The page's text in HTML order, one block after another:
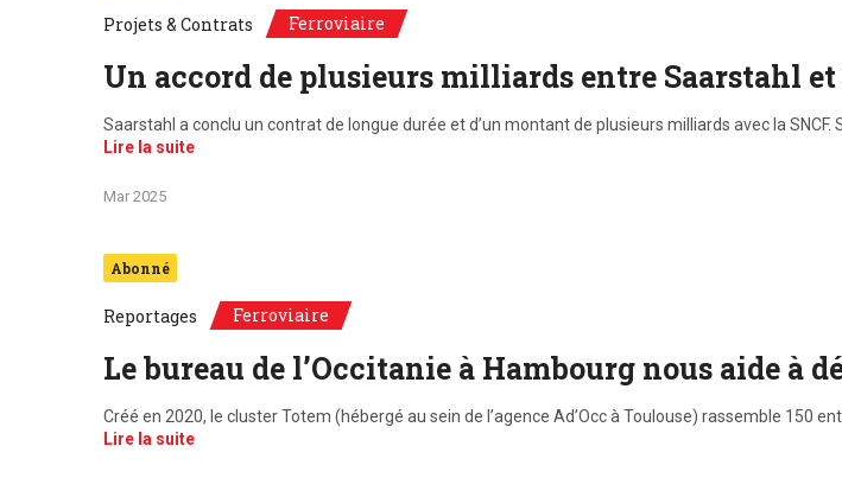
Projets & Contrats Ferroviaire
Un accord de plusieurs milliards entre Saarstahl et
Saarstahl a conclu un contrat de longue durée et d’un montant de plusieurs milliards avec la
Lire la suite
Mar 2025
Abonné
Reportages Ferroviaire
Le bureau de l’Occitanie à Hambourg nous aide à
Créé en 2020, le cluster Totem (hébergé au sein de l’agence Ad’Occ à Toulouse) rassemble 150
Lire la suite